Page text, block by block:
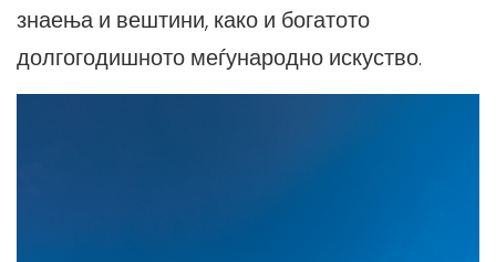
знаења и вештини, како и богатото
долгогодишното меѓународно искуство.